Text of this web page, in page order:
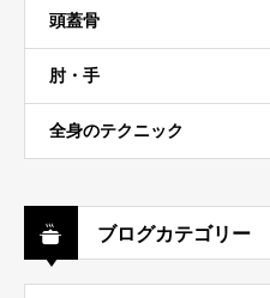
頭蓋骨
肘・手
全身のテクニック
ブログカテゴリー